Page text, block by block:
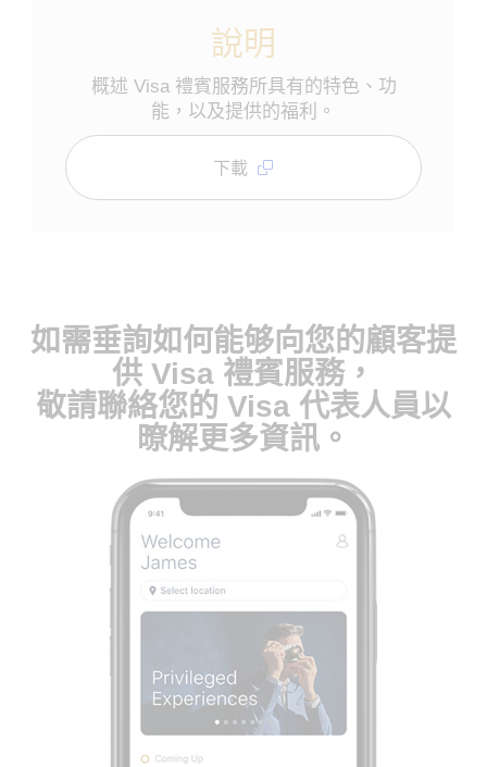
說明
概述 Visa 禮賓服務所具有的特色、功
能，以及提供的福利。
下載
如需垂詢如何能够向您的顧客提
供 Visa 禮賓服務，
敬請聯絡您的 Visa 代表人員以
暸解更多資訊。